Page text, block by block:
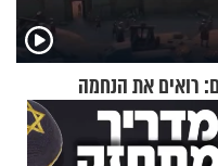
רואים את הנחמה